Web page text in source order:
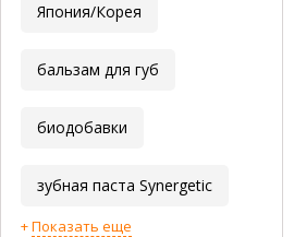
Япония/Корея
бальзам для губ
биодобавки
зубная паста Synergetic
Показать еще